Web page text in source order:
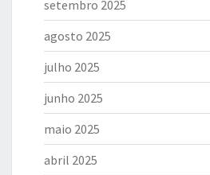
setembro 2025
agosto 2025
julho 2025
junho 2025
maio 2025
abril 2025